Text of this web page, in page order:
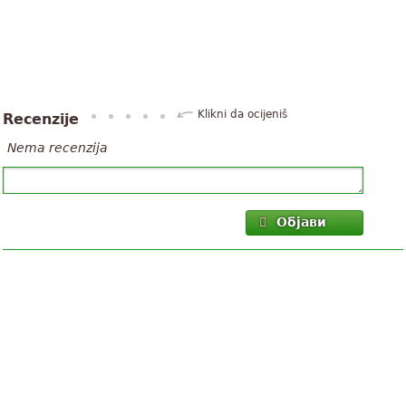
Recenzije Klikni da ocijeniš
Nema recenzija
Објави